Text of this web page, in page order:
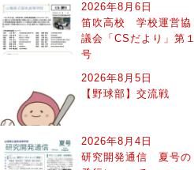
2026年8月6日
笛吹高校 学校運営協
議会「CSだより」第１
号
2026年8月5日
【野球部】交流戦
2026年8月4日
研究開発通信 夏号の